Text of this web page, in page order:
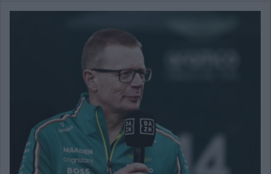
TIPPJÁTÉK
PONTÁLLÁSOK